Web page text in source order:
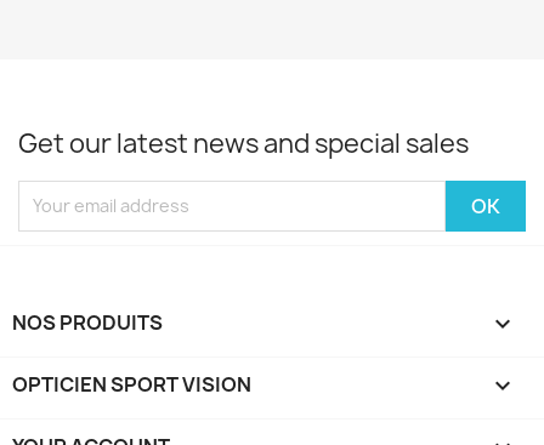
Get our latest news and special sales
NOS PRODUITS 
OPTICIEN SPORT VISION 